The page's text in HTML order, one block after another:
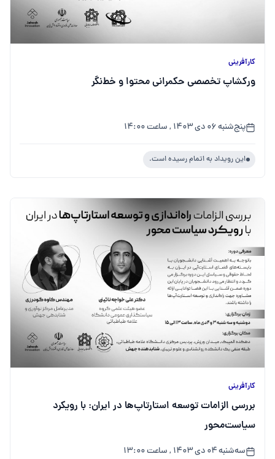
کارآفرینی
ورکشاپ تخصصی حکمرانی محتوا و خط‌نگر
پنج‌شنبه ۰۶ دی ۱۴۰۳ , ساعت ۱۴:۰۰
این رویداد به اتمام رسیده است.
کارآفرینی
بررسی الزامات توسعه استارتاپ‌ها در ایران: با رویکرد
سیاست‌محور
سه‌شنبه ۰۴ دی ۱۴۰۳ , ساعت ۱۳:۰۰